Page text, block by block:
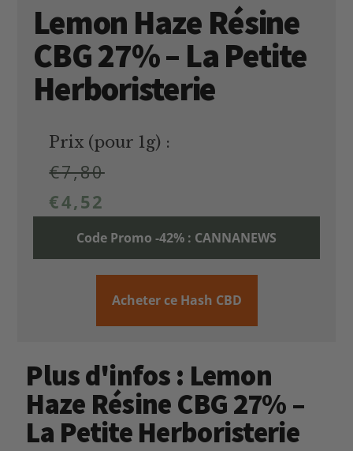
Lemon Haze Résine
CBG 27% – La Petite
Herboristerie
Prix (pour 1g) :
€7,80
€4,52
Code Promo -42% : CANNANEWS
Acheter ce Hash CBD
Plus d'infos : Lemon
Haze Résine CBG 27% –
La Petite Herboristerie